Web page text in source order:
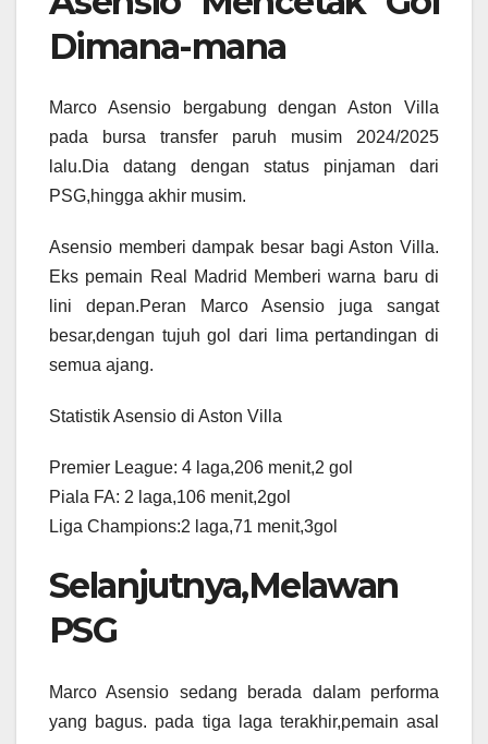
Dimana-mana
Marco Asensio bergabung dengan Aston Villa
pada bursa transfer paruh musim 2024/2025
lalu.Dia datang dengan status pinjaman dari
PSG,hingga akhir musim.
Asensio memberi dampak besar bagi Aston Villa.
Eks pemain Real Madrid Memberi warna baru di
lini depan.Peran Marco Asensio juga sangat
besar,dengan tujuh gol dari lima pertandingan di
semua ajang.
Statistik Asensio di Aston Villa
Premier League: 4 laga,206 menit,2 gol
Piala FA: 2 laga,106 menit,2gol
Liga Champions:2 laga,71 menit,3gol
Selanjutnya,Melawan
PSG
Marco Asensio sedang berada dalam performa
yang bagus. pada tiga laga terakhir,pemain asal